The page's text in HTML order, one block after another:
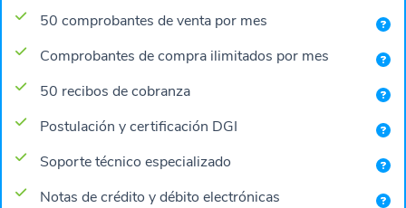
50 comprobantes de venta por mes
Comprobantes de compra ilimitados por mes
50 recibos de cobranza
Postulación y certificación DGI
Soporte técnico especializado
Notas de crédito y débito electrónicas